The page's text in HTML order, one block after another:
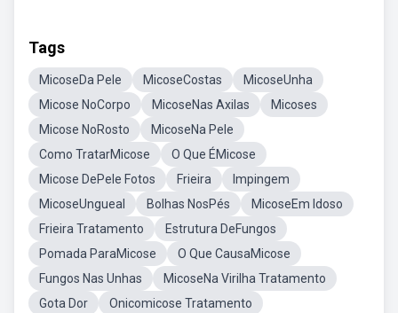
Tags
MicoseDa Pele MicoseCostas
MicoseUnha
Micose NoCorpo
MicoseNas Axilas
Micoses
Micose NoRosto
MicoseNa Pele
Como TratarMicose
O Que ÉMicose
Micose DePele Fotos
Frieira
Impingem
MicoseUngueal
Bolhas NosPés
MicoseEm Idoso
Frieira Tratamento
Estrutura DeFungos
Pomada ParaMicose
O Que CausaMicose
Fungos Nas Unhas
MicoseNa Virilha Tratamento
Gota Dor
Onicomicose Tratamento